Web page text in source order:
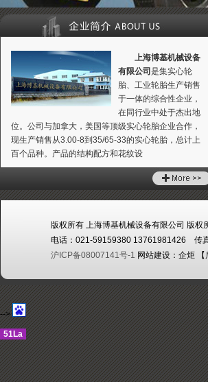
上海博基机械设备
有限公司 是集实心轮
胎、工业轮胎生产销售
于一体的综合性企业，
在同行业中处于杰出地
位。公司与加拿大，美国等顶级实心轮胎企业合作，
现生产销售从3.00-8到35/65-33的实心轮胎，总计上
百个品种。产品的结构配方和花纹设
配式实心轮胎 ITL装载机实心轮胎
版权所有 上海博基机械设备有限公司 版
电话：021-59159380 13761981426 传
沪ICP备08007141号-1 网站建设： 企炬 【
-->
51La